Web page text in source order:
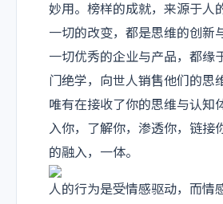
妙用。榜样的成就，来源于人
一切的改变，都是思维的创新
一切优秀的企业与产品，都缘
门绝学，向世人销售他们的思
唯有在接收了你的思维与认知
入你，了解你，渗透你，链接
的融入，一体。
人的行为是受情感驱动，而情